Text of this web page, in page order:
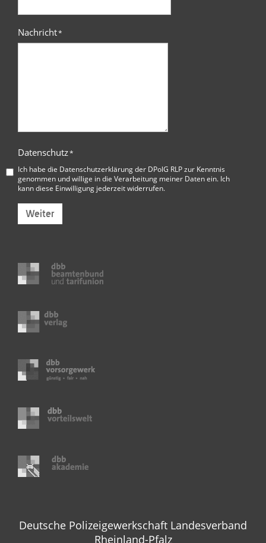
Nachricht*
Datenschutz*
Ich habe die Datenschutzerklärung der DPolG RLPzur Kenntnis
genommen und willige in die Verarbeitung meiner Daten ein. Ich
kann diese Einwilligung jederzeit widerrufen.
Weiter
Deutsche Polizeigewerkschaft Landesverband
Rheinland-Pfalz